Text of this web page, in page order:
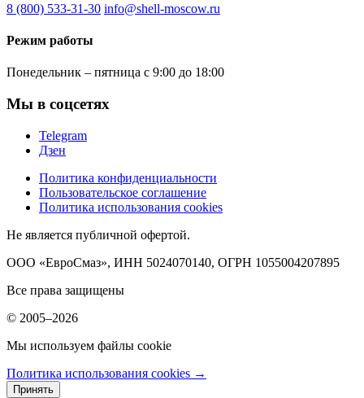
8 (800) 533-31-30 info@shell-moscow.ru
Режим работы
Понедельник – пятница с 9:00 до 18:00
Мы в соцсетях
Telegram
Дзен
Политика конфиденциальности
Пользовательское соглашение
Политика использования cookies
Не является публичной офертой.
ООО «ЕвроСмаз», ИНН 5024070140, ОГРН 1055004207895
Все права защищены
© 2005–2026
Мы используем файлы cookie
Политика использования cookies →
Принять